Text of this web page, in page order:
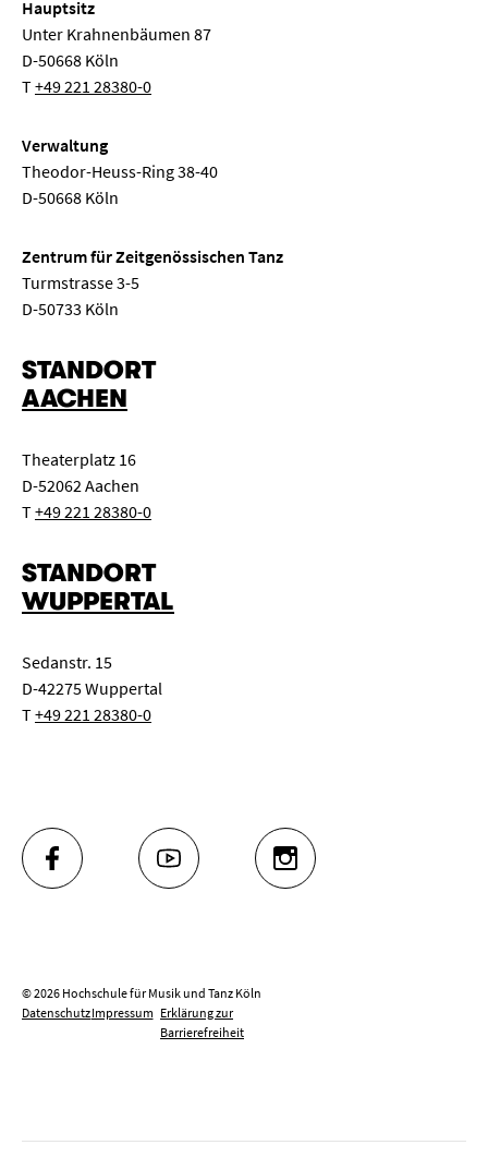
Hauptsitz
Unter Krahnenbäumen 87
D-50668 Köln
T+49 221 28380-0
Verwaltung
Theodor-Heuss-Ring 38-40
D-50668 Köln
Zentrum für Zeitgenössischen Tanz
Turmstrasse 3-5
D-50733 Köln
STANDORT
AACHEN
Theaterplatz 16
D-52062 Aachen
T+49 221 28380-0
STANDORT
WUPPERTAL
Sedanstr. 15
D-42275 Wuppertal
T+49 221 28380-0
FACEBOOK YOUTUBE INSTAGRAM
© 2026 Hochschule für Musik und Tanz Köln
DatenschutzImpressum Erklärung zur
Barrierefreiheit